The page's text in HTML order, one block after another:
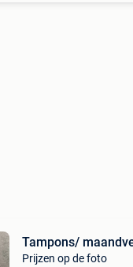
Tampons/
Prijzen op de foto